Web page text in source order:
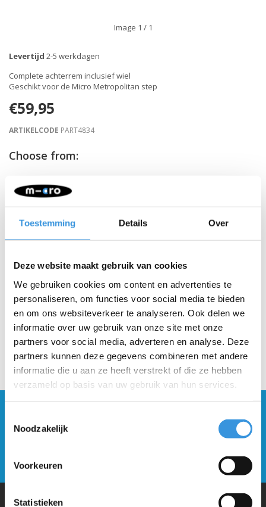
Toestemming Details Over
Deze website maakt gebruik van cookies
We gebruiken cookies om content en advertenties te
personaliseren, om functies voor social media te bieden
en om ons websiteverkeer te analyseren. Ook delen we
informatie over uw gebruik van onze site met onze
partners voor social media, adverteren en analyse. Deze
partners kunnen deze gegevens combineren met andere
informatie die u aan ze heeft verstrekt of die ze hebben
verzameld op basis van uw gebruik van hun services.
Noodzakelijk
Voorkeuren
Statistieken
Image 1 / 1
Levertijd 2-5 werkdagen
Complete achterrem inclusief wiel
Geschikt voor de Micro Metropolitan step
€59,95
ARTIKELCODE PART4834
Choose from:
-
Gratis verzending vanaf €60
Beschrijving
nieuwsbrief
Verstuur